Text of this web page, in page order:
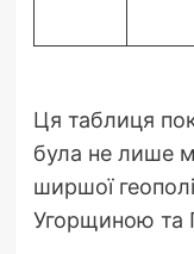
Ця таблиця
була не лише
ширшої
Угорщиною